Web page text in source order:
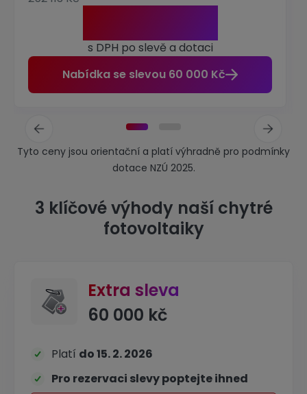
s DPH po slevě a dotaci
Nabídka se slevou 60 000 Kč
Tyto ceny jsou orientační a platí výhradně pro podmínky
dotace NZÚ 2025.
3 klíčové výhody naší chytré
fotovoltaiky
Extra sleva
60 000 kč
Platí do 15. 2. 2026
Pro rezervaci slevy poptejte ihned